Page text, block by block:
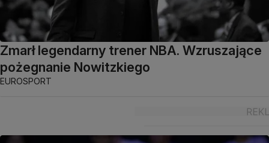
Zmarł legendarny trener NBA. Wzruszające
pożegnanie Nowitzkiego
EUROSPORT